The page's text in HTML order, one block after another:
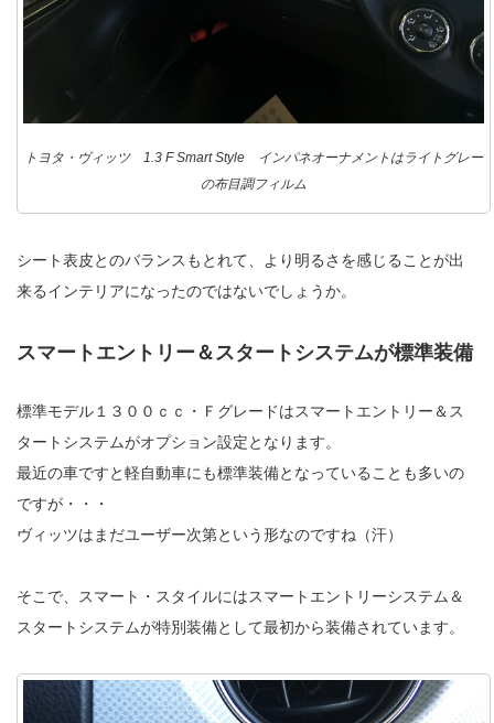
トヨタ・ヴィッツ 1.3 F Smart Style インパネオーナメントはライトグレー
の布目調フィルム
シート表皮とのバランスもとれて、より明るさを感じることが出
来るインテリアになったのではないでしょうか。
スマートエントリー＆スタートシステムが標準装備
標準モデル１３００ｃｃ・Ｆグレードはスマートエントリー＆ス
タートシステムがオプション設定となります。
最近の車ですと軽自動車にも標準装備となっていることも多いの
ですが・・・
ヴィッツはまだユーザー次第という形なのですね（汗）
そこで、スマート・スタイルにはスマートエントリーシステム＆
スタートシステムが特別装備として最初から装備されています。